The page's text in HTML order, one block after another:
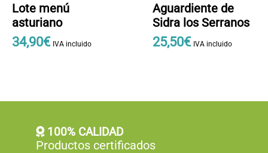
Lote menú
asturiano
34,90€ IVA incluido
Aguardiente de
Sidra los Serranos
25,50€ IVA incluido
100% CALIDAD
Productos certificados